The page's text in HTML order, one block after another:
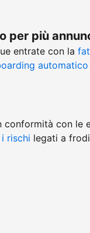
per più
entrate con la
automatico
conformità con le
rischi legati a